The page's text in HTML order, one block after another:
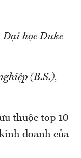
Đại học Duke
(B.S.),
thuộc top 10
doanh của